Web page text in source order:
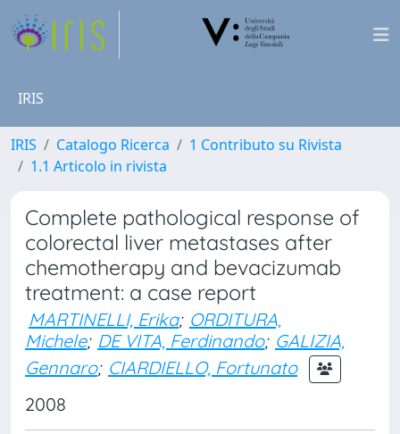
IRIS
IRIS Catalogo Ricerca
1 Contributo su Rivista
1.1 Articolo in rivista
Complete pathological response of
colorectal liver metastases after
chemotherapy and bevacizumab
treatment: a case report
MARTINELLI, Erika; ORDITURA,
Michele; DE VITA, Ferdinando; GALIZIA,
Gennaro; CIARDIELLO, Fortunato
2008